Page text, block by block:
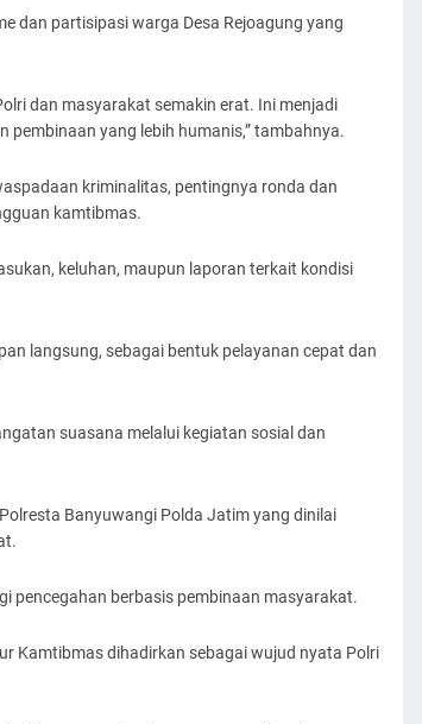
dan partisipasi warga Desa Rejoagung yang
dan masyarakat semakin erat. Ini menjadi
yang lebih humanis,” tambahnya.
kriminalitas, pentingnya ronda dan
kamtibmas.
keluhan, maupun laporan terkait kondisi
langsung, sebagai bentuk pelayanan cepat dan
suasana melalui kegiatan sosial dan
Banyuwangi Polda Jatim yang dinilai
pencegahan berbasis pembinaan masyarakat.
Kamtibmas dihadirkan sebagai wujud nyata Polri